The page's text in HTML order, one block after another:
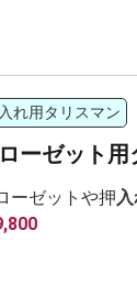
れ用タリスマン
ーゼット用
ーゼットや押